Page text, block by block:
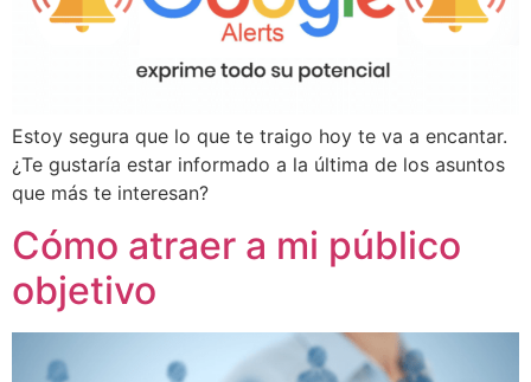
Estoy segura que lo que te traigo hoy te va a encantar.
¿Te gustaría estar informado a la última de los asuntos
que más te interesan?
Cómo atraer a mi público
objetivo